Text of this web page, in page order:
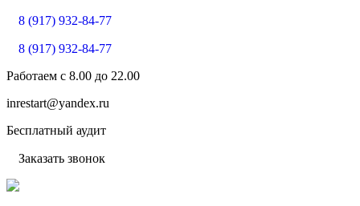
8 (917) 932-84-77
8 (917) 932-84-77
Работаем с 8.00 до 22.00
inrestart@yandex.ru
Бесплатный аудит
Заказать звонок